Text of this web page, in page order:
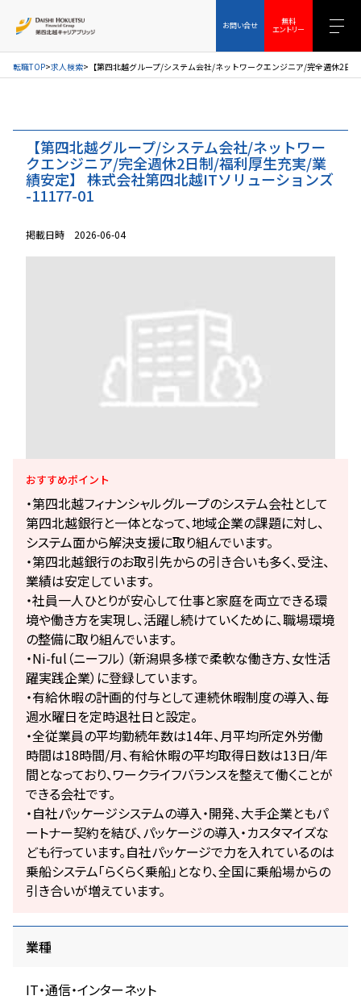
お問い合せ 無料
エントリー
お問い合せ 無料エントリー
転職TOP 求人検索 【第四北越グループ/システム会社/ネットワークエンジニア/完全週休2日
【第四北越グループ/システム会社/ネットワー
クエンジニア/完全週休2日制/福利厚生充実/業
績安定】 株式会社第四北越ITソリューションズ
-11177-01
掲載日時 2026-06-04
おすすめポイント
・第四北越フィナンシャルグループのシステム会社として
第四北越銀行と一体となって、地域企業の課題に対し、
システム面から解決支援に取り組んでいます。
・第四北越銀行のお取引先からの引き合いも多く、受注、
業績は安定しています。
・社員一人ひとりが安心して仕事と家庭を両立できる環
境や働き方を実現し、活躍し続けていくために、職場環境
の整備に取り組んでいます。
・Ni-ful（ニーフル）（新潟県多様で柔軟な働き方、女性活
躍実践企業）に登録しています。
・有給休暇の計画的付与として連続休暇制度の導入、毎
週水曜日を定時退社日と設定。
・全従業員の平均勤続年数は14年、月平均所定外労働
時間は18時間/月、有給休暇の平均取得日数は13日/年
間となっており、ワークライフバランスを整えて働くことが
できる会社です。
・自社パッケージシステムの導入・開発、大手企業ともパ
ートナー契約を結び、パッケージの導入・カスタマイズな
ども行っています。自社パッケージで力を入れているのは
乗船システム「らくらく乗船」となり、全国に乗船場からの
引き合いが増えています。
業種
IT・通信・インターネット